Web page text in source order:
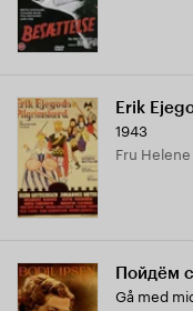
Erik
1943
Fru
Пойдём
Gå med